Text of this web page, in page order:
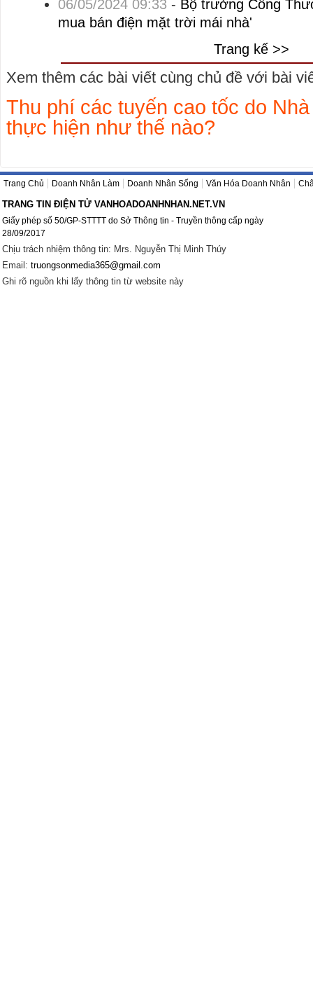
06/05/2024 09:33 - Bộ trưởng Công
mua bán điện mặt trời mái nhà'
Trang kế >>
Xem thêm các bài viết cùng chủ đề với bài
Thu phí các tuyến cao tốc do
thực hiện như thế nào?
Trang Chủ Doanh Nhân Làm Doanh Nhân Sống Văn Hóa Doanh Nhân
TRANG TIN ĐIỆN TỬ VANHOADOANHNHAN.NET.VN
Giấy phép số 50/GP-STTTT do Sở Thông tin - Truyền thông cấp ngày
28/09/2017
Chịu trách nhiệm thông tin: Mrs. Nguyễn Thị Minh Thúy
Email: truongsonmedia365@gmail.com
Ghi rõ nguồn khi lấy thông tin từ website này